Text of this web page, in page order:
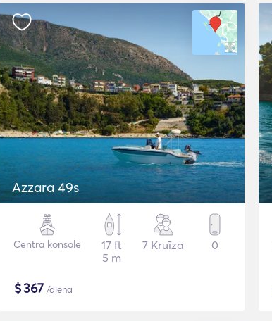
Azzara 49s
Centra konsole
17 ft
5 m
7 Kruīza 0
$367 /diena